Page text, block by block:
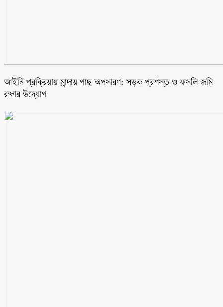
আইনি প্রক্রিয়ায় মান্দায় গাছ অপসারণ: সড়ক প্রশস্ত ও ফসলি জমি
রক্ষার উদ্যোগ